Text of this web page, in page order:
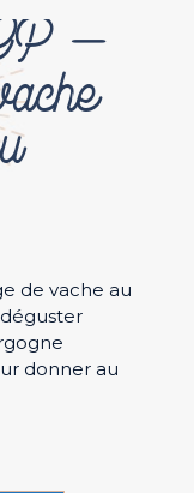
–
de vache au
donner au